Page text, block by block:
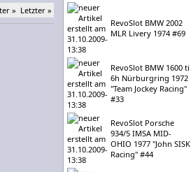
» Letzter »
RevoSlot BMW 2002
MLR Livery 1974 #69
RevoSlot BMW 1600 ti
6h Nürburgring 1972
"Team Jockey Racing"
#33
RevoSlot Porsche
934/5 IMSA MID-
OHIO 1977 "John SISK
Racing" #44